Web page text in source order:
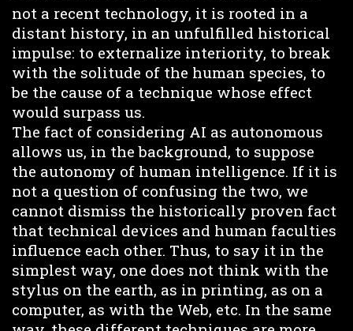
not a recent technology, it is rooted in a
distant history, in an unfulfilled historical
impulse: to externalize interiority, to break
with the solitude of the human species, to
be the cause of a technique whose effect
would surpass us.
The fact of considering AI as autonomous
allows us, in the background, to suppose
the autonomy of human intelligence. If it is
not a question of confusing the two, we
cannot dismiss the historically proven fact
that technical devices and human faculties
influence each other. Thus, to say it in the
simplest way, one does not think with the
stylus on the earth, as in printing, as on a
computer, as with the Web, etc. In the same